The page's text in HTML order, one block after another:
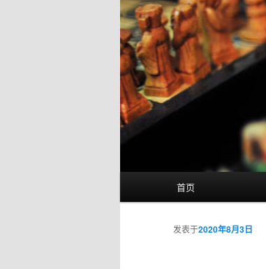
首页
发表于2020年8月3日